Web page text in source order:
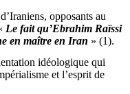
opposants au
Le fait qu’Ebrahim Raïssi
en maître en Iran » (1).
idéologique qui
et l’esprit de